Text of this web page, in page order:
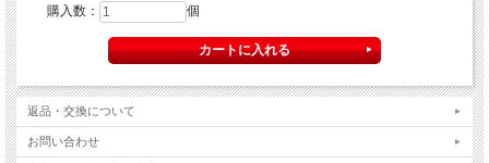
購入数： 個
返品・交換について
お問い合わせ